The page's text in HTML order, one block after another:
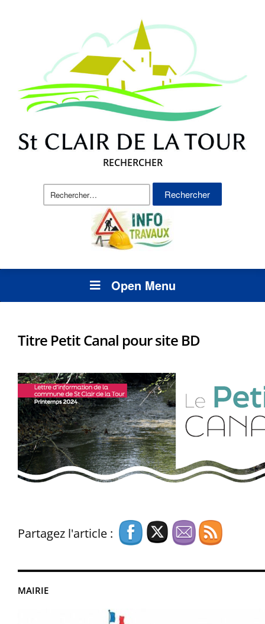
RECHERCHER
Rechercher :
Open Menu
MAIRIE
Titre Petit Canal pour site BD
Partagez l'article :